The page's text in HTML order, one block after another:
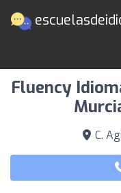
Fluency
C.